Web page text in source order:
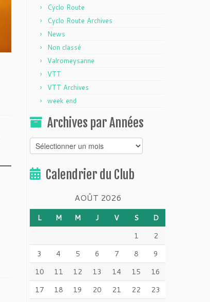
Cyclo Route
Cyclo Route Archives
News
Non classé
Valromeysanne
VTT
VTT Archives
week end
Archives par Années
Archives
par
Années
Calendrier du Club
AOÛT 2026
L M M J V S
D
1
2
3
4 5 6 7 8
9
10
11 12 13 14 15
16
17
18 19 20 21 22
23